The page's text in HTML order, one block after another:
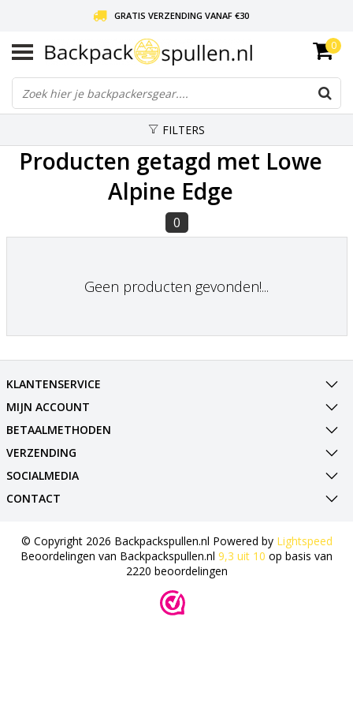
GRATIS VERZENDING VANAF €30
LIEFDE VOOR BACKPACKEN!
30 DAGEN GRATIS RETOUR
0
FILTERS
Producten getagd met Lowe
Alpine Edge
0
Geen producten gevonden!...
KLANTENSERVICE
MIJN ACCOUNT
BETAALMETHODEN
VERZENDING
SOCIALMEDIA
CONTACT
© Copyright 2026 Backpackspullen.nl Powered by Lightspeed
Beoordelingen van Backpackspullen.nl 9,3 uit 10 op basis van
2220 beoordelingen